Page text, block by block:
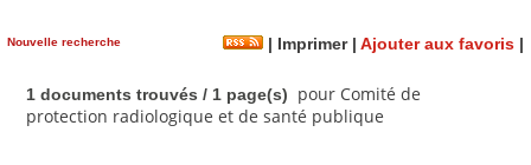
Nouvelle recherche | Imprimer| Ajouter aux favoris |
1 documents trouvés / 1 page(s)
pour Comité de
protection radiologique et de santé publique